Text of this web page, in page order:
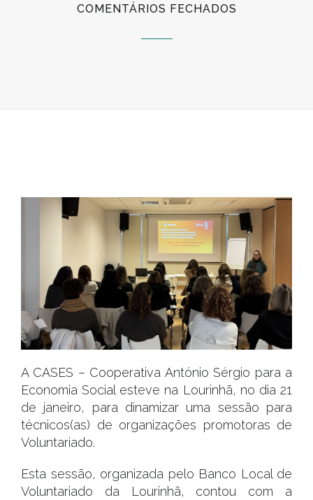
COMENTÁRIOS FECHADOS
NA
LOURINHÃ
A CASES – Cooperativa António Sérgio para a
Economia Social esteve na Lourinhã, no dia 21
de janeiro, para dinamizar uma sessão para
técnicos(as) de organizações promotoras de
Voluntariado.
Esta sessão, organizada pelo Banco Local de
Voluntariado da Lourinhã, contou com a